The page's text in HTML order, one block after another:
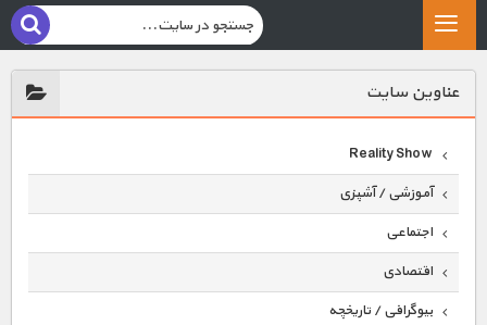
عناوين سايت
Reality Show
آموزشی / آشپزی
اجتماعی
اقتصادی
بیوگرافی / تاریخچه